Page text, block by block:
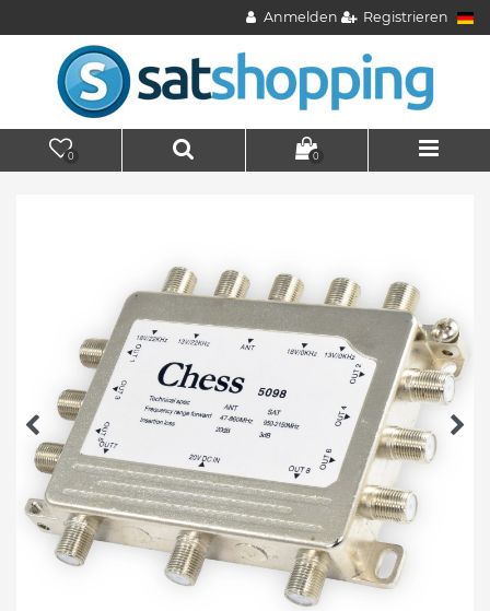
Anmelden Registrieren
0 0